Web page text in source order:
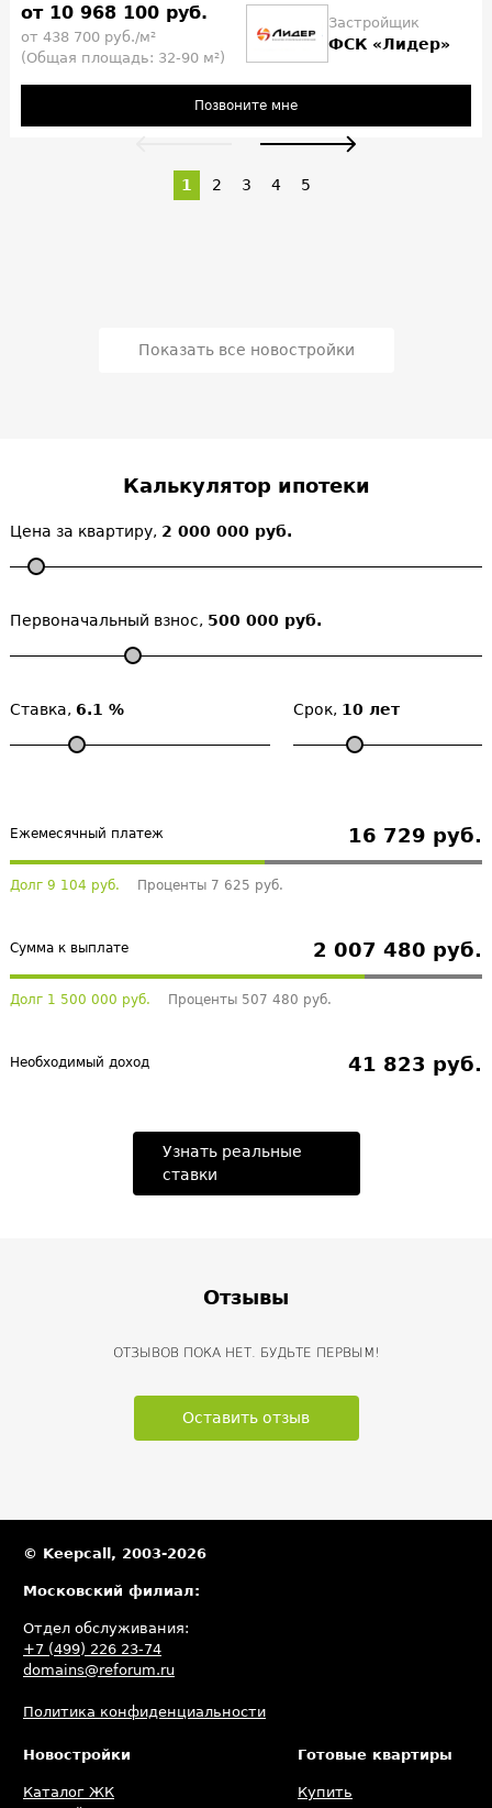
от 10 968 100 руб.
от 438 700 руб./м²
(Общая площадь: 32-90 м²)
Застройщик
ФСК «Лидер»
Позвоните мне
1 2 3 4 5
Показать все новостройки
Калькулятор ипотеки
Цена за квартиру, 2 000 000 руб.
Первоначальный взнос, 500 000 руб.
Ставка, 6.1 % Срок, 10 лет
Ежемесячный платеж 16 729 руб.
Долг 9 104 руб. Проценты 7 625 руб.
Сумма к выплате 2 007 480 руб.
Долг 1 500 000 руб. Проценты 507 480 руб.
Необходимый доход 41 823 руб.
Узнать реальные
ставки
Отзывы
ОТЗЫВОВ ПОКА НЕТ. БУДЬТЕ ПЕРВЫМ!
Оставить отзыв
© Keepcall, 2003-2026
Московский филиал:
Отдел обслуживания:
+7 (499) 226 23-74
domains@reforum.ru
Политика конфиденциальности
Новостройки
Каталог ЖК
Готовые квартиры
Купить